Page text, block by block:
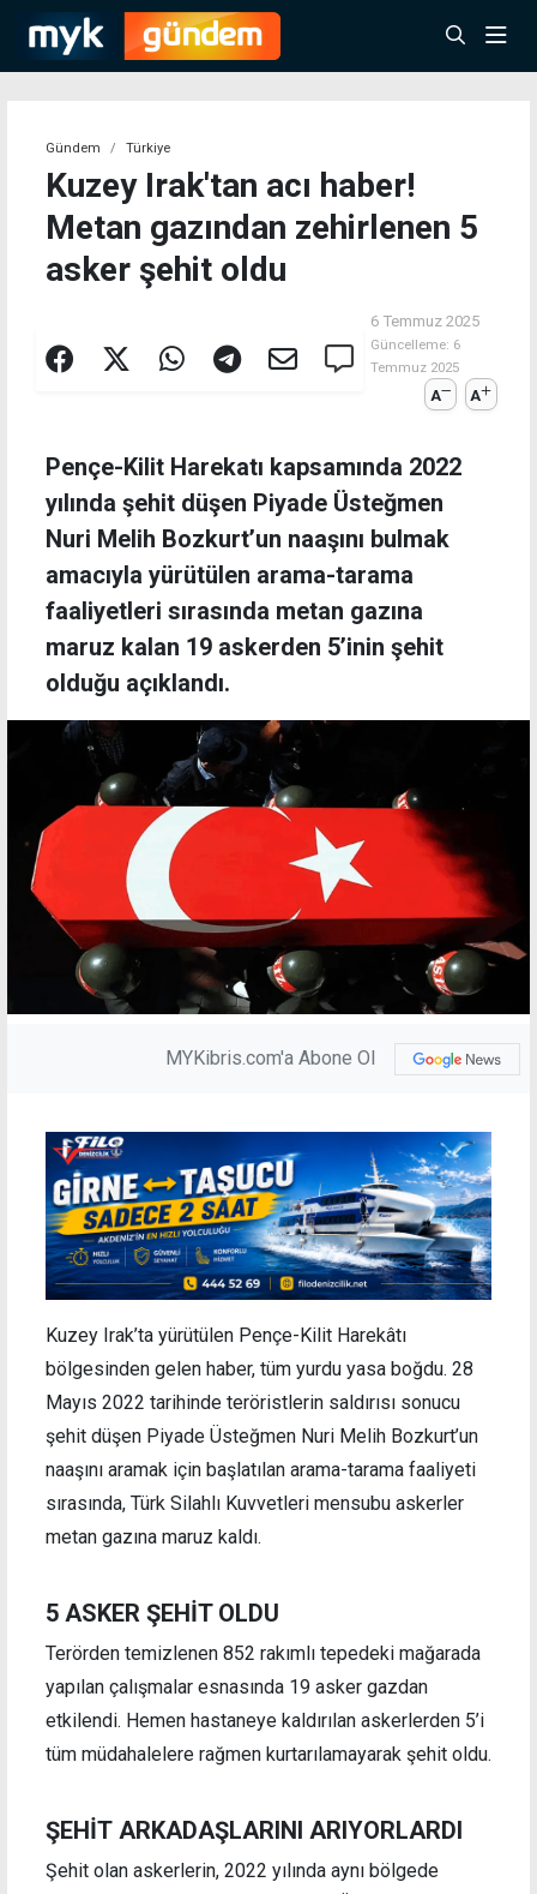
Gündem Türkiye
Kuzey Irak'tan acı haber!
Metan gazından zehirlenen 5
asker şehit oldu
6 Temmuz 2025
Güncelleme: 6
Temmuz 2025
A A
Pençe-Kilit Harekatı kapsamında 2022
yılında şehit düşen Piyade Üsteğmen
Nuri Melih Bozkurt’un naaşını bulmak
amacıyla yürütülen arama-tarama
faaliyetleri sırasında metan gazına
maruz kalan 19 askerden 5’inin şehit
olduğu açıklandı.
MYKibris.com'a Abone Ol
Kuzey Irak’ta yürütülen Pençe-Kilit Harekâtı
bölgesinden gelen haber, tüm yurdu yasa boğdu. 28
Mayıs 2022 tarihinde teröristlerin saldırısı sonucu
şehit düşen Piyade Üsteğmen Nuri Melih Bozkurt’un
naaşını aramak için başlatılan arama-tarama faaliyeti
sırasında, Türk Silahlı Kuvvetleri mensubu askerler
metan gazına maruz kaldı.
5 ASKER ŞEHİT OLDU
Terörden temizlenen 852 rakımlı tepedeki mağarada
yapılan çalışmalar esnasında 19 asker gazdan
etkilendi. Hemen hastaneye kaldırılan askerlerden 5’i
tüm müdahalelere rağmen kurtarılamayarak şehit oldu.
ŞEHİT ARKADAŞLARINI ARIYORLARDI
Şehit olan askerlerin, 2022 yılında aynı bölgede